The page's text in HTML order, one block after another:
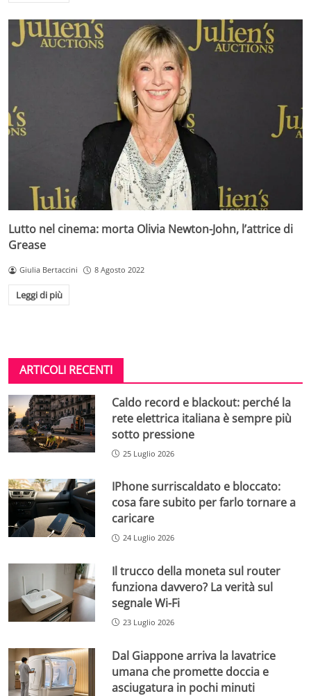
Lutto nel cinema: morta Olivia Newton-John, l’attrice di
Grease
Giulia Bertaccini 8 Agosto 2022
Leggi di più
ARTICOLI RECENTI
Caldo record e blackout: perché la
rete elettrica italiana è sempre più
sotto pressione
25 Luglio 2026
IPhone surriscaldato e bloccato:
cosa fare subito per farlo tornare a
caricare
24 Luglio 2026
Il trucco della moneta sul router
funziona davvero? La verità sul
segnale Wi-Fi
23 Luglio 2026
Dal Giappone arriva la lavatrice
umana che promette doccia e
asciugatura in pochi minuti